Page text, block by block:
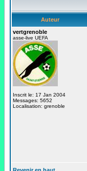
Auteur
vertgrenoble
asse-live UEFA
Inscrit le: 17 Jan 2004
Messages: 5652
Localisation: grenoble